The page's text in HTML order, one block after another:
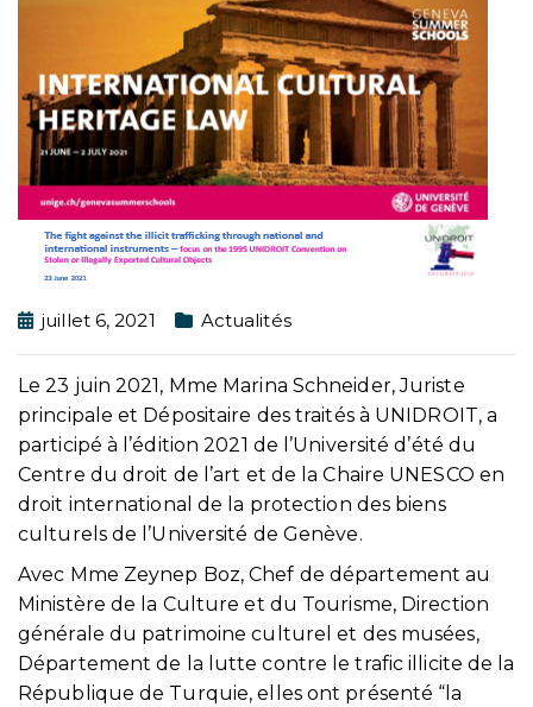
juillet 6, 2021 Actualités
Le 23 juin 2021, Mme Marina Schneider, Juriste
principale et Dépositaire des traités à UNIDROIT, a
participé à l’édition 2021 de l’Université d’été du
Centre du droit de l’art et de la Chaire UNESCO en
droit international de la protection des biens
culturels de l’Université de Genève.
Avec Mme Zeynep Boz, Chef de département au
Ministère de la Culture et du Tourisme, Direction
générale du patrimoine culturel et des musées,
Département de la lutte contre le trafic illicite de la
République de Turquie, elles ont présenté “la